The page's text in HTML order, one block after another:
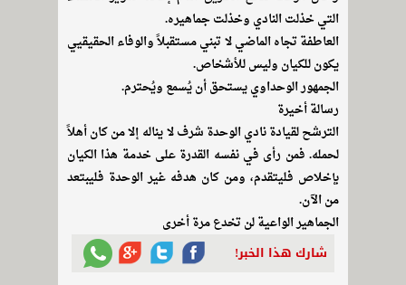
التي خذلت النادي وخذلت جماهيره.
العاطفة تجاه الماضي لا تبني مستقبلاً والوفاء الحقيقيي
يكون للكيان وليس للأشخاص.
الجمهور الوحداوي يستحق أن يُسمع ويُحترم.
رسالة أخيرة
الترشح لقيادة نادي الوحدة شرف لا يناله إلا من كان أهلاً
لحمله. فمن رأى في نفسه القدرة على خدمة هذا الكيان
بإخلاص فليتقدم، ومن كان هدفه غير الوحدة فليبتعد
من الآن.
الجماهير الواعية لن تخدع مرة أخرى
شارك هذا الخبر!